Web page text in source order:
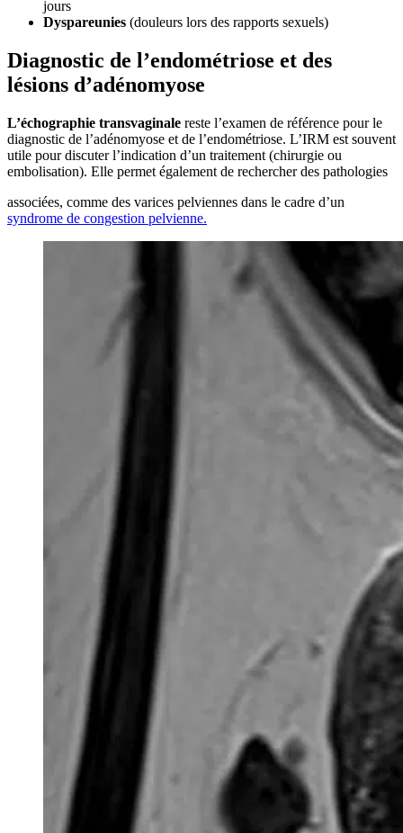
jours
Dyspareunies (douleurs lors des rapports sexuels)
Diagnostic de l’endométriose et des
lésions d’adénomyose
L’échographie transvaginale reste l’examen de référence pour le
diagnostic de l’adénomyose et de l’endométriose. L’IRM est souvent
utile pour discuter l’indication d’un traitement (chirurgie ou
embolisation). Elle permet également de rechercher des pathologies
associées, comme des varices pelviennes dans le cadre d’un
syndrome de congestion pelvienne.